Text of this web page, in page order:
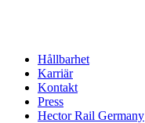
Hållbarhet
Karriär
Kontakt
Press
Hector Rail Germany